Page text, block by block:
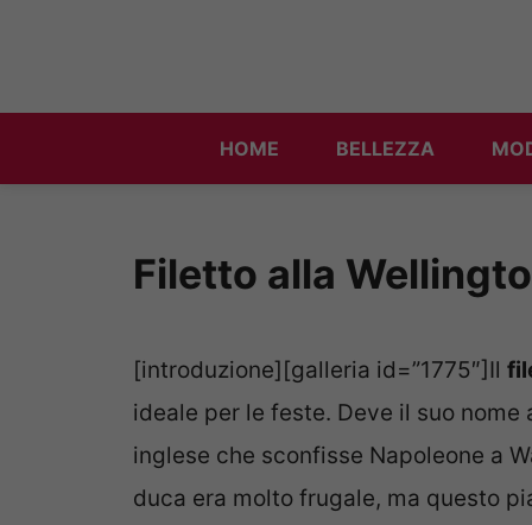
HOME BELLEZZA
Filetto alla
[introduzione][galleria id=”1775″]Il
ideale per le feste. Deve il suo
inglese che sconfisse Napoleone a
duca era molto frugale, ma questo